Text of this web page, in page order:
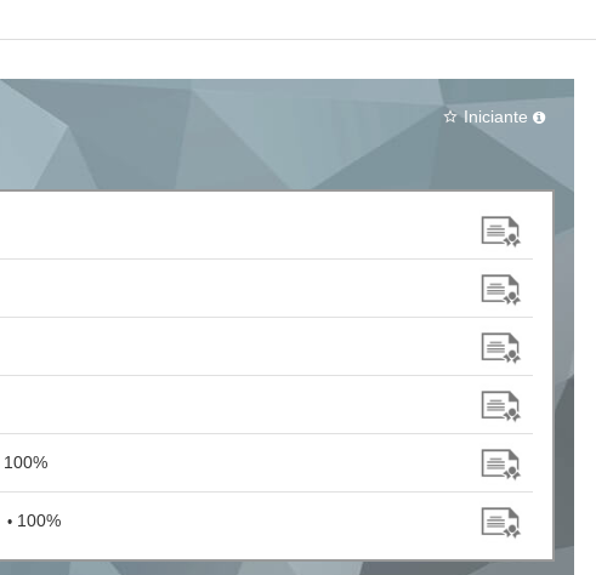
star_border Iniciante
100%
• 100%